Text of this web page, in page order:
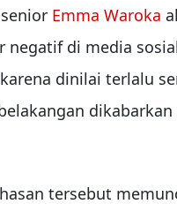
Emma Waroka
negatif di media
dinilai terlalu
tersebut